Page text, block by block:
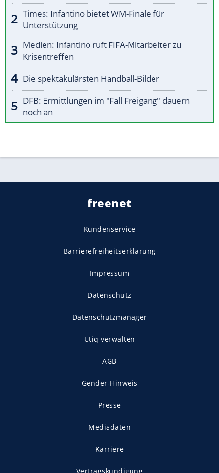
Times: Infantino bietet WM-Finale für
Unterstützung
Medien: Infantino ruft FIFA-Mitarbeiter zu
Krisentreffen
Die spektakulärsten Handball-Bilder
DFB: Ermittlungen im "Fall Freigang" dauern
noch an
freenet
Kundenservice
Barrierefreiheitserklärung
Impressum
Datenschutz
Datenschutzmanager
Utiq verwalten
AGB
Gender-Hinweis
Presse
Mediadaten
Karriere
Vertragskündigung